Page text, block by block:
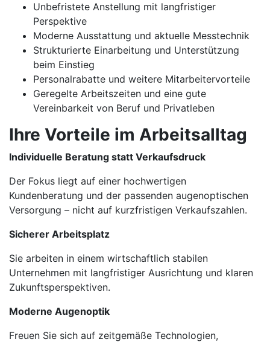
Unbefristete Anstellung mit langfristiger
Perspektive
Moderne Ausstattung und aktuelle Messtechnik
Strukturierte Einarbeitung und Unterstützung
beim Einstieg
Personalrabatte und weitere Mitarbeitervorteile
Geregelte Arbeitszeiten und eine gute
Vereinbarkeit von Beruf und Privatleben
Ihre Vorteile im Arbeitsalltag
Individuelle Beratung statt Verkaufsdruck
Der Fokus liegt auf einer hochwertigen
Kundenberatung und der passenden augenoptischen
Versorgung – nicht auf kurzfristigen Verkaufszahlen.
Sicherer Arbeitsplatz
Sie arbeiten in einem wirtschaftlich stabilen
Unternehmen mit langfristiger Ausrichtung und klaren
Zukunftsperspektiven.
Moderne Augenoptik
Freuen Sie sich auf zeitgemäße Technologien,